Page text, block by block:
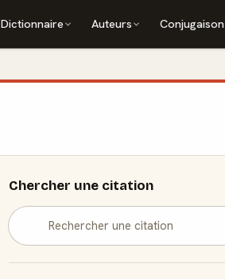
Dictionnaire Auteurs Conjugaison
Chercher une citation